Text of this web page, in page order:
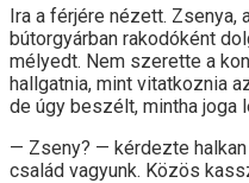
Ira a férjére nézett. Zsenya,
bútorgyárban rakodóként
mélyedt. Nem szerette a
hallgatnia, mint vitatkoznia
de úgy beszélt, mintha joga
— Zseny? — kérdezte
család vagyunk. Közös